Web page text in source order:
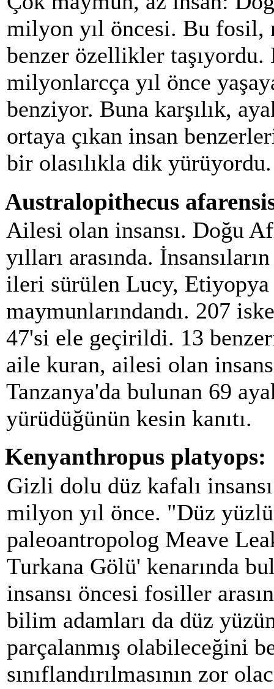
milyon yıl öncesi. Bu fosil,
benzer özellikler taşıyordu.
milyonlarcça yıl önce
benziyor. Buna karşılık,
ortaya çıkan insan
bir olasılıkla dik yürüyordu.
Australopithecus
Ailesi olan insansı. Doğu
yılları arasında.
ileri sürülen Lucy,
maymunlarındandı. 207
47'si ele geçirildi. 13
aile kuran, ailesi olan
Tanzanya'da bulunan 69
yürüdüğünün kesin kanıtı.
Kenyanthropus platyops:
Gizli dolu düz kafalı
milyon yıl önce. "Düz yüzlü
paleoantropolog Meave
Turkana Gölü' kenarında
insansı öncesi fosiller
bilim adamları da düz
parçalanmış olabileceğini
sınıflandırılmasının zor